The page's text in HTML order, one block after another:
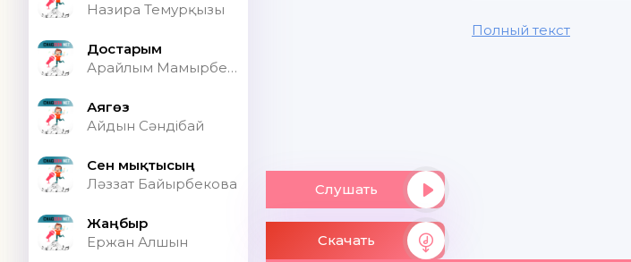
Назира Темурқызы
Достарым
Арайлым Мамырбекқызы
Аягөз
Айдын Сәндібай
Сен мықтысың
Ләззат Байырбекова
Жаңбыр
Ержан Алшын
Слушать
Скачать
Bitmaydi hech g'iybatlari
Полный текст